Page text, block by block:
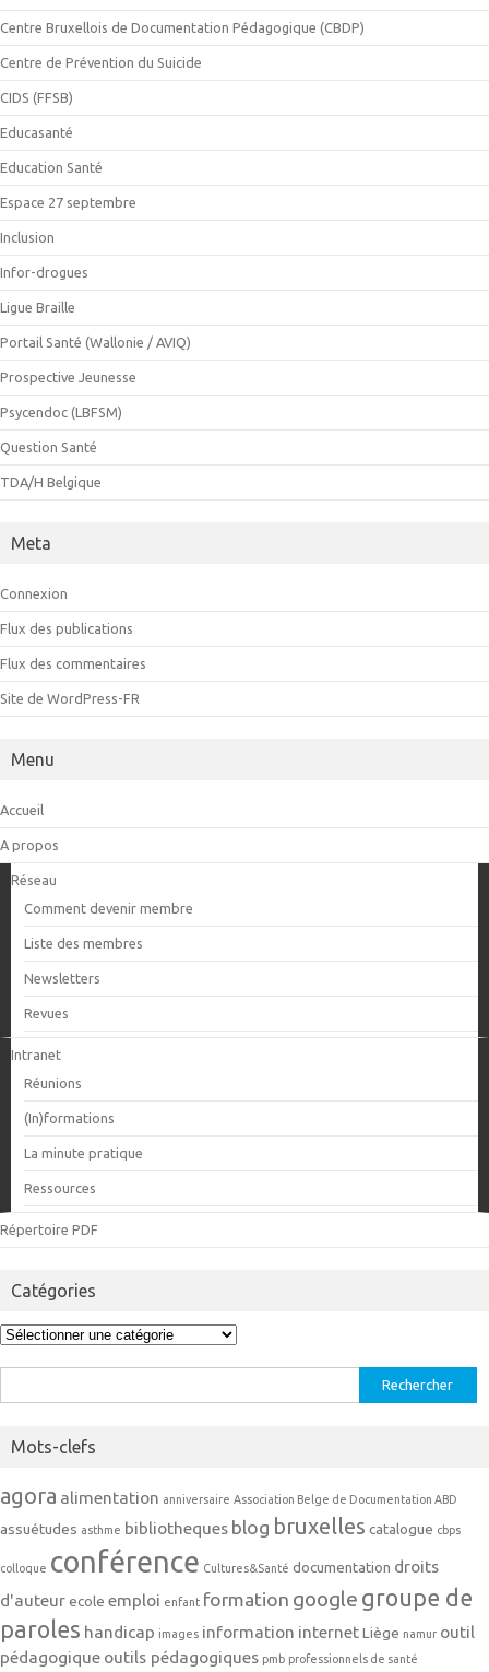
Centre Bruxellois de Documentation Pédagogique (CBDP)
Centre de Prévention du Suicide
CIDS (FFSB)
Educasanté
Education Santé
Espace 27 septembre
Inclusion
Infor-drogues
Ligue Braille
Portail Santé (Wallonie / AVIQ)
Prospective Jeunesse
Psycendoc (LBFSM)
Question Santé
TDA/H Belgique
Meta
Connexion
Flux des publications
Flux des commentaires
Site de WordPress-FR
Menu
Accueil
A propos
Réseau
Comment devenir membre
Liste des membres
Newsletters
Revues
Intranet
Réunions
(In)formations
La minute pratique
Ressources
Répertoire PDF
Catégories
Catégories
Mots-clefs
agora alimentation anniversaire Association Belge de Documentation ABD
assuétudes asthme bibliotheques blog bruxelles catalogue cbps
colloque conférence Cultures&Santé documentation droits
d'auteur ecole emploi enfant formation google groupe de
paroles handicap images information internet Liège namur outil
pédagogique outils pédagogiques pmb professionnels de santé